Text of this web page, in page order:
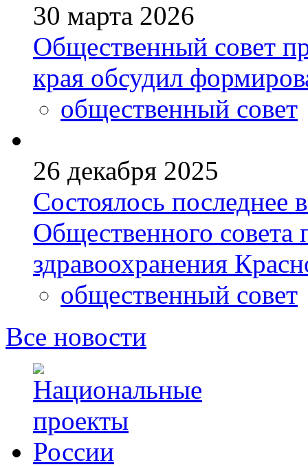
30 марта 2026
Общественный совет
края обсудил
общественный совет
26 декабря 2025
Состоялось последнее
Общественного совета
здравоохранения
общественный совет
Все новости